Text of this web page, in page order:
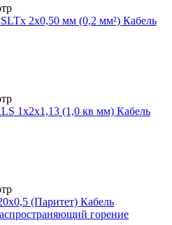
2х0,50 мм (0,2 мм²) Кабель
1х2х1,13 (1,0 кв мм) Кабель
(Паритет) Кабель
горение